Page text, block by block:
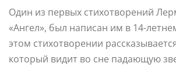
Один из первых стихотворений
«Ангел», был написан им в 14-
этом стихотворении
который видит во сне падающую